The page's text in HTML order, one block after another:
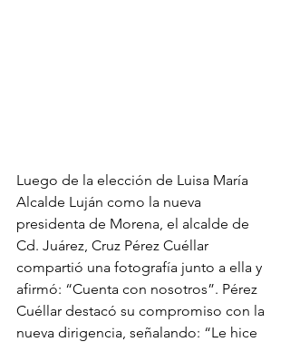
Luego de la elección de Luisa María
Alcalde Luján como la nueva
presidenta de Morena, el alcalde de
Cd. Juárez, Cruz Pérez Cuéllar
compartió una fotografía junto a ella y
afirmó: “Cuenta con nosotros”. Pérez
Cuéllar destacó su compromiso con la
nueva dirigencia, señalando: “Le hice